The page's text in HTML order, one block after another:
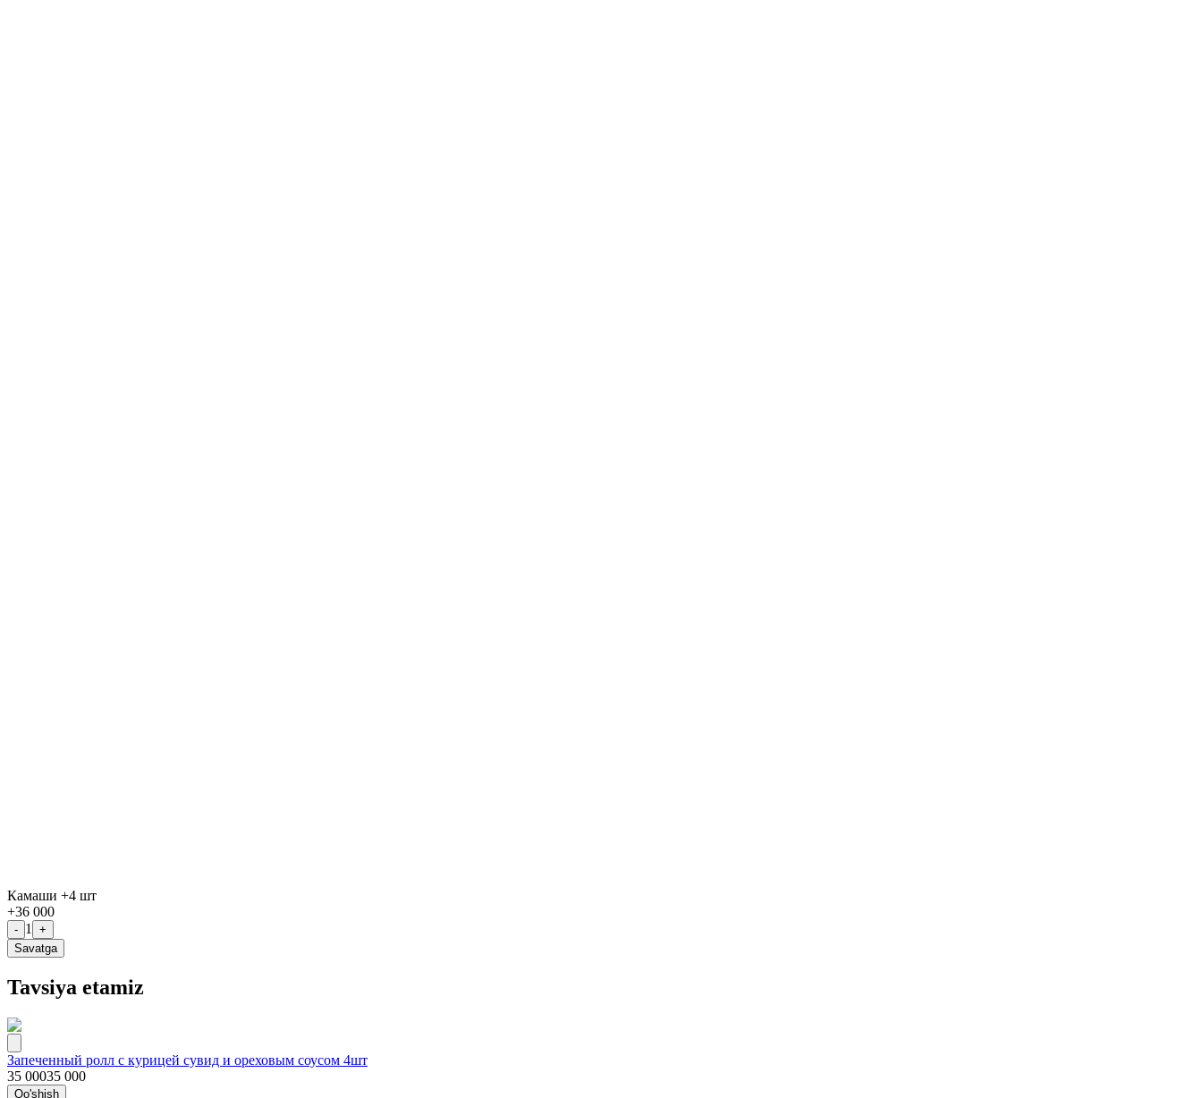
Камаши +4 шт
+36 000
- 1
+
Savatga
Tavsiya etamiz
Запеченный ролл с курицей сувид и ореховым соусом 4шт
35 00035 000
Qo'shish